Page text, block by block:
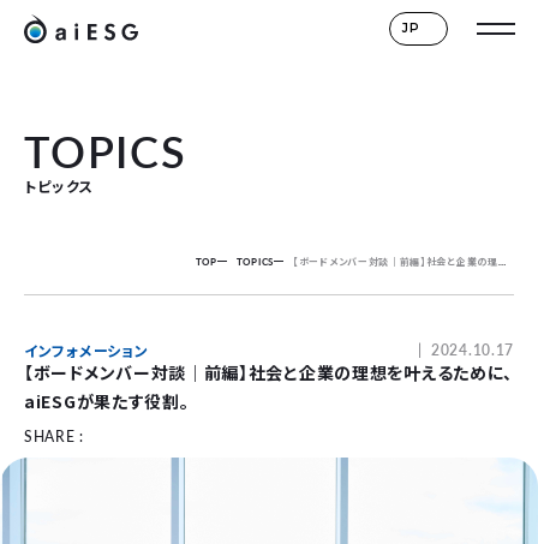
JP
TOPICS
トピックス
TOP TOPICS 【ボードメンバー対談｜前編】社会と企業の理想を叶えるために、aiESGが果たす役割。
インフォメーション 2024.10.17
【ボードメンバー対談｜前編】社会と企業の理想を叶えるために、
aiESGが果たす役割。
SHARE :